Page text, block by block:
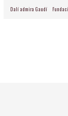
Dalí admira Gaudí